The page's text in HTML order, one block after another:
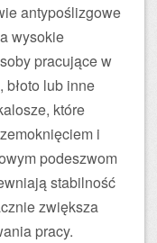
antypoślizgowe
wysokie
pracujące w
lub inne
które
i
podeszwom
stabilność
zwiększa
pracy.